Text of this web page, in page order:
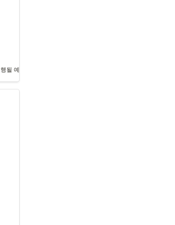
상으로 합니다. 수강생들의 후기가 포함되어 있습니다.
될 예정입니다.